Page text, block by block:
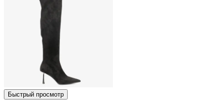
Быстрый просмотр